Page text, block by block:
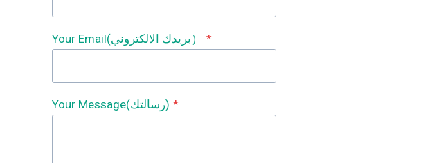
Your Email(بريدك الالكتروني） *
Your Message(رسالتك) *